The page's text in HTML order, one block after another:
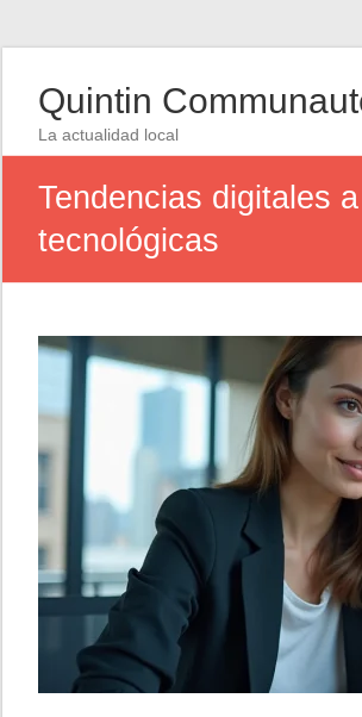
Quintin
La actualidad local
Tendencias digitales
tecnológicas